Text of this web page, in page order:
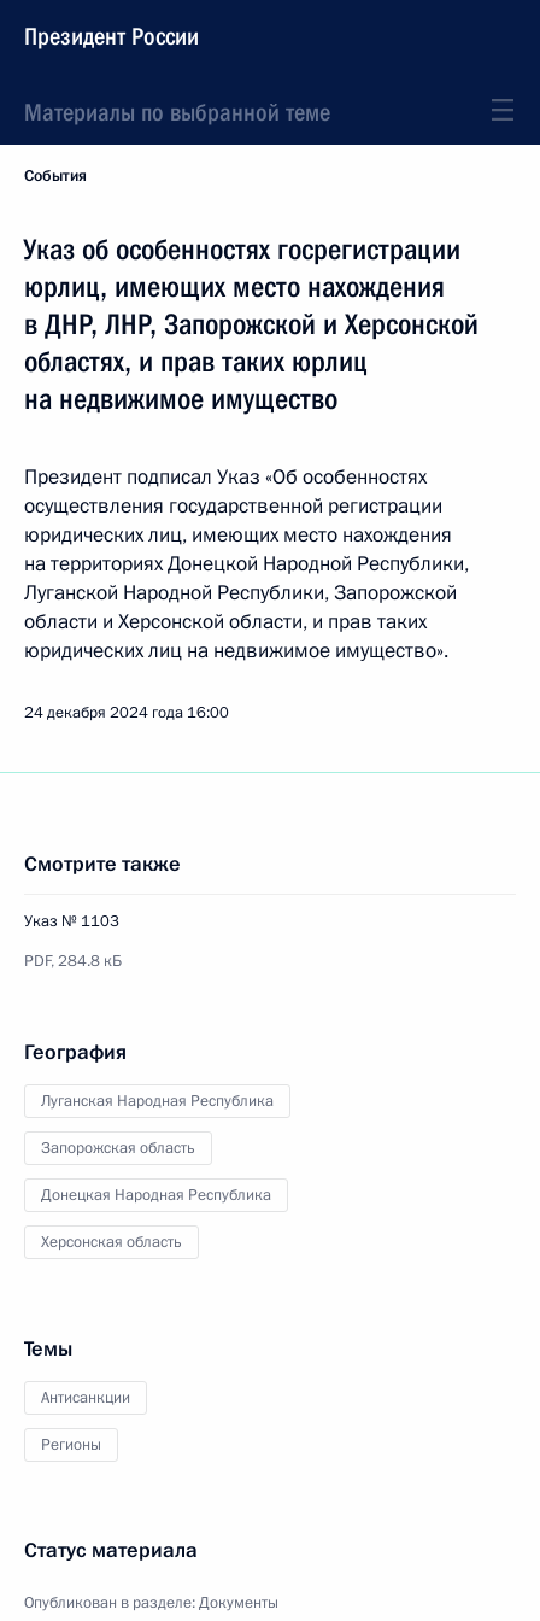
Президент России
Материалы по выбранной теме
События
Указ об особенностях госрегистрации
юрлиц, имеющих место нахождения
в ДНР, ЛНР, Запорожской и Херсонской
областях, и прав таких юрлиц
на недвижимое имущество
Президент подписал Указ «Об особенностях
осуществления государственной регистрации
юридических лиц, имеющих место нахождения
на территориях Донецкой Народной Республики,
Луганской Народной Республики, Запорожской
области и Херсонской области, и прав таких
юридических лиц на недвижимое имущество».
24 декабря 2024 года 16:00
Смотрите также
Указ № 1103
PDF,284.8 кБ
География
Луганская Народная Республика
Запорожская область
Донецкая Народная Республика
Херсонская область
Темы
Антисанкции
Регионы
Статус материала
Опубликован в разделе:Документы